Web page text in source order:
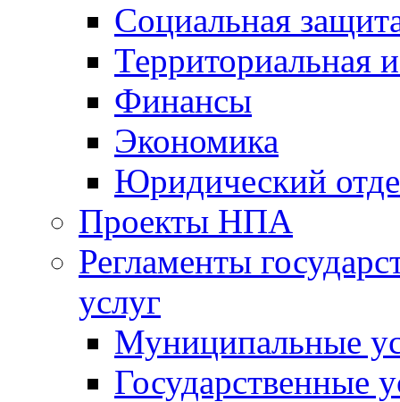
Социальная
Территориальная
Финансы
Экономика
Юридический
Проекты НПА
Регламенты
услуг
Муниципальные
Государственные